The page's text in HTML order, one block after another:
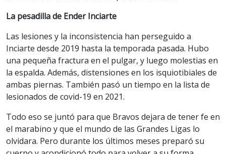
La pesadilla de Ender Inciarte
Las lesiones y la inconsistencia han perseguido a
Inciarte desde 2019 hasta la temporada pasada. Hubo
una pequeña fractura en el pulgar, y luego molestias en
la espalda. Además, distensiones en los isquiotibiales de
ambas piernas. También pasó un tiempo en la lista de
lesionados de covid-19 en 2021.
Todo eso se juntó para que Bravos dejara de tener fe en
el marabino y que el mundo de las Grandes Ligas lo
olvidara. Pero durante los últimos meses preparó su